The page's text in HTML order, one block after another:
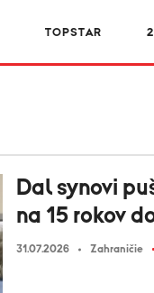
TOPSTAR
Dal synovi
na 15 rokov
31.07.2026 Zahraničie